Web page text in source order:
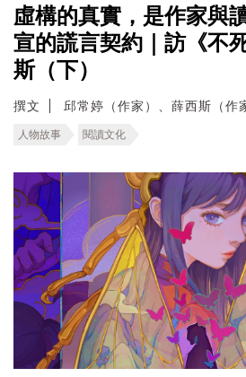
虛構的真實，是作家與
宣的謊言契約｜訪《不
斯（下）
撰文 邱常婷（作家）、薛西斯（作
人物故事 閱讀文化